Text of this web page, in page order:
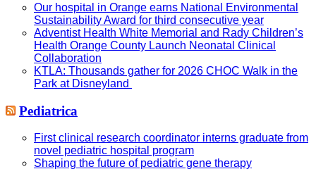
Our hospital in Orange earns National Environmental
Sustainability Award for third consecutive year
Adventist Health White Memorial and Rady Children’s
Health Orange County Launch Neonatal Clinical
Collaboration
KTLA: Thousands gather for 2026 CHOC Walk in the
Park at Disneyland
Pediatrica
First clinical research coordinator interns graduate from
novel pediatric hospital program
Shaping the future of pediatric gene therapy